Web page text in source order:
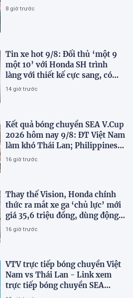
8 giờ trước
Tin xe hot 9/8: Đối thủ ‘một 9
một 10’ với Honda SH trình
làng với thiết kế cực sang, có
ABS 2 kênh, giá ‘mềm’
14 giờ trước
Kết quả bóng chuyền SEA V.Cup
2026 hôm nay 9/8: ĐT Việt Nam
làm khó Thái Lan; Philippines
gây bất ngờ
16 giờ trước
Thay thế Vision, Honda chính
thức ra mắt xe ga ‘chủ lực’ mới
giá 35,6 triệu đồng, dùng động
cơ 125cc ngang SH Mode
16 giờ trước
VTV trực tiếp bóng chuyền Việt
Nam vs Thái Lan - Link xem
trực tiếp bóng chuyền SEA
V.Cup 2026 hôm nay 9/8